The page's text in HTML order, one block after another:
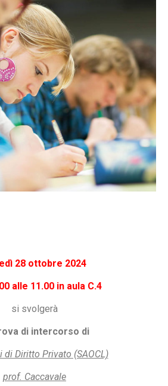
28 ottobre 2024
alle 11.00 in aula C.4
si svolgerà
di intercorso di
Diritto Privato (SAOCL)
prof. Caccavale